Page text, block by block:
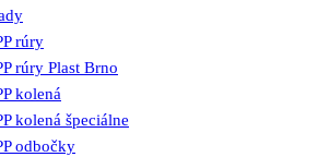
rúry
rúry Plast Brno
kolená
kolená špeciálne
odbočky